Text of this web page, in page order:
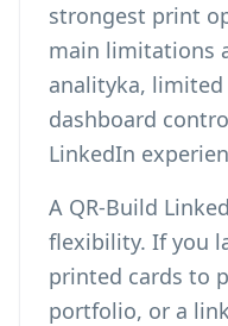
strongest print
main limitations
analityka,
dashboard
LinkedIn
A QR-Build
flexibility. If you
printed cards to
portfolio, or a